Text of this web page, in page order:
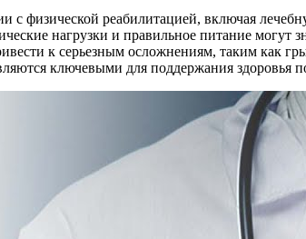
с физической реабилитацией, включая
нагрузки и правильное питание могут
к серьезным осложнениям, таким как
ключевыми для поддержания здоровья